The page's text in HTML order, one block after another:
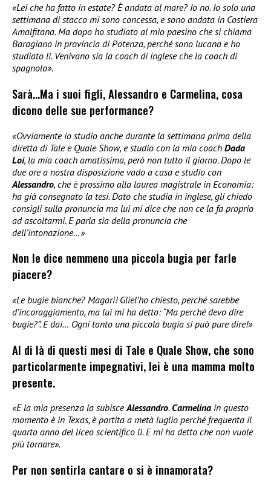
«Lei che ha fatto in estate? È andata al mare? Io no. Io solo una
settimana di stacco mi sono concessa, e sono andata in Costiera
Amalfitana. Ma dopo ho studiato al mio paesino che si chiama
Baragiano in provincia di Potenza, perché sono lucana e ho
studiato lì. Venivano sia la coach di inglese che la coach di
spagnolo».
Sarà…Ma i suoi figli, Alessandro e Carmelina, cosa
dicono delle sue performance?
«Ovviamente io studio anche durante la settimana prima della
diretta di Tale e Quale Show, e studio con la mia coach Dada
Loi, la mia coach amatissima, però non tutto il giorno. Dopo le
due ore a nostra disposizione vado a casa e studio con
Alessandro, che è prossimo alla laurea magistrale in Economia:
ha già consegnato la tesi. Dato che studia in inglese, gli chiedo
consigli sulla pronuncia ma lui mi dice che non ce la fa proprio
ad ascoltarmi. E parla sia della pronuncia che
dell’intonazione…»
Non le dice nemmeno una piccola bugia per farle
piacere?
«Le bugie bianche? Magari! Gliel’ho chiesto, perché sarebbe
d’incoraggiamento, ma lui mi ha detto: “Ma perché devo dire
bugie?”. E dai… Ogni tanto una piccola bugia si può pure dire!»
Al di là di questi mesi di Tale e Quale Show, che sono
particolarmente impegnativi, lei è una mamma molto
presente.
«E la mia presenza la subisceAlessandro. Carmelina in questo
momento è in Texas, è partita a metà luglio perché frequenta il
quarto anno del liceo scientifico lì. E mi ha detto che non vuole
più tornare».
Per non sentirla cantare o si è innamorata?